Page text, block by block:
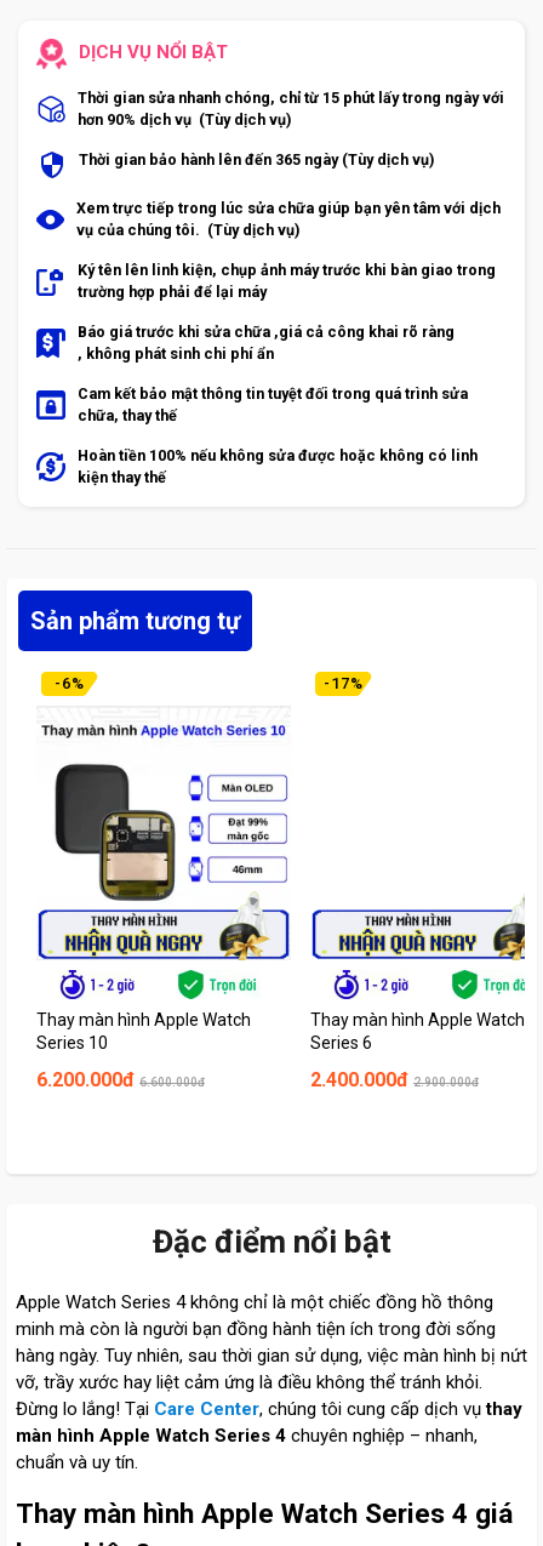
DỊCH VỤ NỔI BẬT
Thời gian sửa nhanh chóng, chỉ từ 15 phút lấy trong ngày với
hơn 90% dịch vụ (Tùy dịch vụ)
Thời gian bảo hành lên đến 365 ngày (Tùy dịch vụ)
Xem trực tiếp trong lúc sửa chữa giúp bạn yên tâm với dịch
vụ của chúng tôi. (Tùy dịch vụ)
Ký tên lên linh kiện, chụp ảnh máy trước khi bàn giao trong
trường hợp phải để lại máy
Báo giá trước khi sửa chữa ,giá cả công khai rõ ràng
, không phát sinh chi phí ẩn
Cam kết bảo mật thông tin tuyệt đối trong quá trình sửa
chữa, thay thế
Hoàn tiền 100% nếu không sửa được hoặc không có linh
kiện thay thế
Sản phẩm tương tự
- 6%
Thay màn hình Apple Watch
Series 10
6.200.000đ 6.600.000đ
- 17%
Thay màn hình Apple Watch
Series 6
2.400.000đ 2.900.000đ
Đặc điểm nổi bật
Apple Watch Series 4 không chỉ là một chiếc đồng hồ thông
minh mà còn là người bạn đồng hành tiện ích trong đời sống
hàng ngày. Tuy nhiên, sau thời gian sử dụng, việc màn hình bị nứt
vỡ, trầy xước hay liệt cảm ứng là điều không thể tránh khỏi.
Đừng lo lắng! Tại Care Center, chúng tôi cung cấp dịch vụthay
màn hình Apple Watch Series 4 chuyên nghiệp – nhanh,
chuẩn và uy tín.
Thay màn hình Apple Watch Series 4 giá